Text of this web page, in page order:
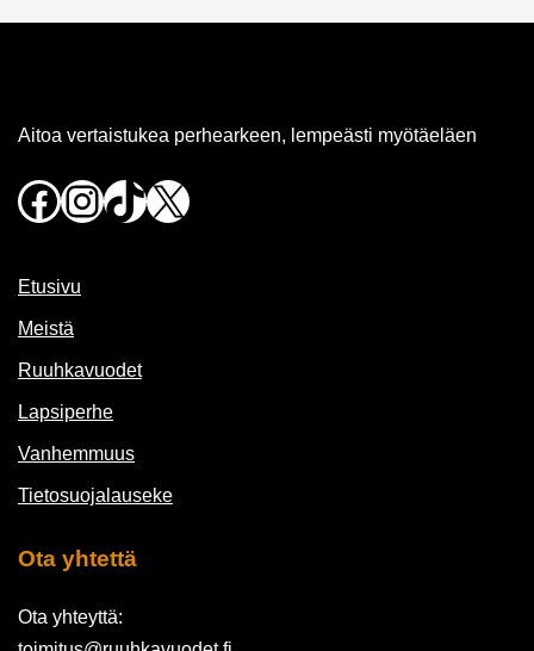
Aitoa vertaistukea perhearkeen, lempeästi myötäeläen
Facebook
Instagram
TikTok
X
Etusivu
Meistä
Ruuhkavuodet
Lapsiperhe
Vanhemmuus
Tietosuojalauseke
Ota yhtettä
Ota yhteyttä: